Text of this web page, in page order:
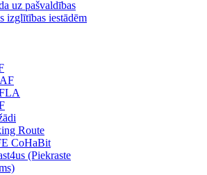
uz pašvaldības
izglītības iestādēm
Route
CoHaBit
(Piekraste